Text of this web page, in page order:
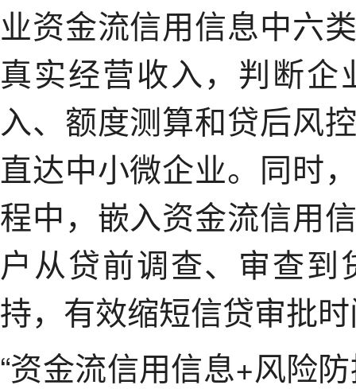
业资金流信用信息中六
真实经营收入，判断
入、额度测算和贷后风
直达中小微企业。同时
程中，嵌入资金流信用
户从贷前调查、审查
持，有效缩短信贷审批
“资金流信用信息+风险